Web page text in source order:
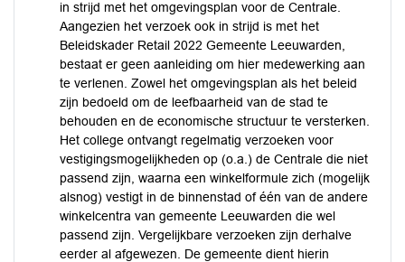
in strijd met het omgevingsplan voor de Centrale.
Aangezien het verzoek ook in strijd is met het
Beleidskader Retail 2022 Gemeente Leeuwarden,
bestaat er geen aanleiding om hier medewerking aan
te verlenen. Zowel het omgevingsplan als het beleid
zijn bedoeld om de leefbaarheid van de stad te
behouden en de economische structuur te versterken.
Het college ontvangt regelmatig verzoeken voor
vestigingsmogelijkheden op (o.a.) de Centrale die niet
passend zijn, waarna een winkelformule zich (mogelijk
alsnog) vestigt in de binnenstad of één van de andere
winkelcentra van gemeente Leeuwarden die wel
passend zijn. Vergelijkbare verzoeken zijn derhalve
eerder al afgewezen. De gemeente dient hierin